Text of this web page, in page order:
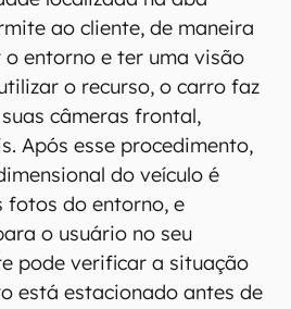
ao cliente, de maneira
entorno e ter uma visão
o recurso, o carro faz
câmeras frontal,
Após esse procedimento,
do veículo é
fotos do entorno, e
o usuário no seu
pode verificar a situação
está estacionado antes de